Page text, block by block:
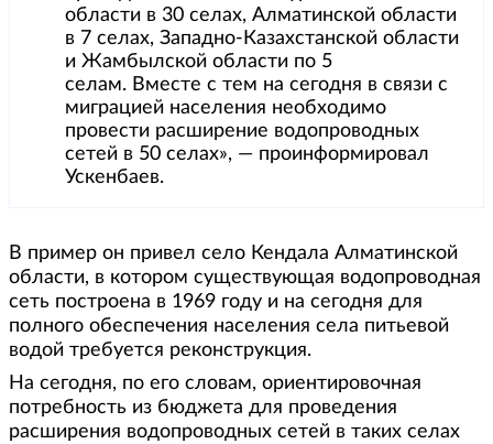
области в 30 селах, Алматинской области
в 7 селах, Западно-Казахстанской области
и Жамбылской области по 5
селам. Вместе с тем на сегодня в связи с
миграцией населения необходимо
провести расширение водопроводных
сетей в 50 селах», — проинформировал
Ускенбаев.
В пример он привел село Кендала Алматинской
области, в котором существующая водопроводная
сеть построена в 1969 году и на сегодня для
полного обеспечения населения села питьевой
водой требуется реконструкция.
На сегодня, по его словам, ориентировочная
потребность из бюджета для проведения
расширения водопроводных сетей в таких селах